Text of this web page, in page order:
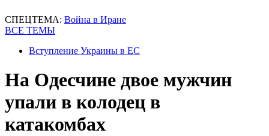
СПЕЦТЕМА: Война в Иране
ВСЕ ТЕМЫ
Вступление Украины в ЕС
На Одесчине двое мужчин
упали в колодец в
катакомбах